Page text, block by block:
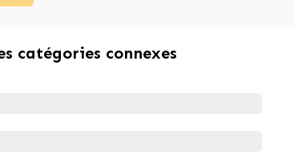
catégories connexes